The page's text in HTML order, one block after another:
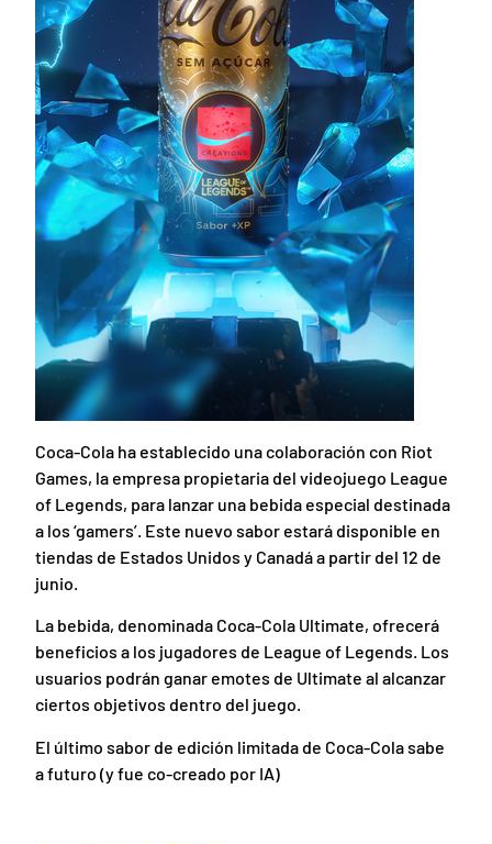
Coca-Cola ha establecido una colaboración con Riot
Games, la empresa propietaria del videojuego League
of Legends, para lanzar una bebida especial destinada
a los ‘gamers’. Este nuevo sabor estará disponible en
tiendas de Estados Unidos y Canadá a partir del 12 de
junio.
La bebida, denominada Coca-Cola Ultimate, ofrecerá
beneficios a los jugadores de League of Legends. Los
usuarios podrán ganar emotes de Ultimate al alcanzar
ciertos objetivos dentro del juego.
El último sabor de edición limitada de Coca-Cola sabe
a futuro (y fue co-creado por IA)